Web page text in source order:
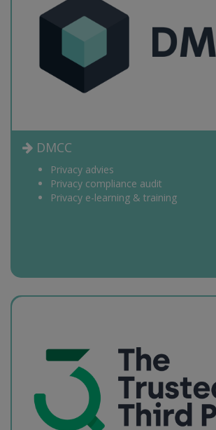
DMCC
Privacy advies
Privacy compliance audit
Privacy e-learning & training